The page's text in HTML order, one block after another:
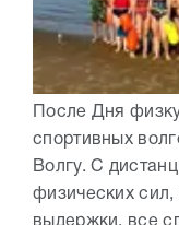
После Дня
спортивных
Волгу. С
физических сил,